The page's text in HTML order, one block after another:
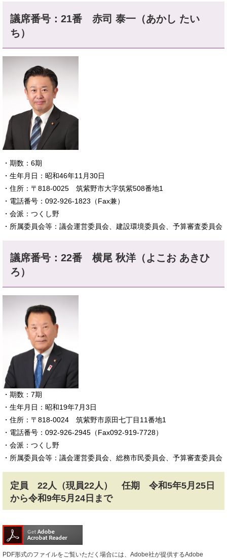
議席番号：21番 赤司 泰一（あかし たい
ち）​
・期数：6期
・生年月日：昭和46年11月30日
・住所：〒818-0025 筑紫野市大字筑紫508番地1
・電話番号：092-926-1823（Fax兼）
・会派：つくし野
・所属委員会等：議会運営委員会、建設環境委員会、予算審査委員会
議席番号：22番 横尾 秋洋（よこお あきひ
ろ）
​・期数：7期
・生年月日：昭和19年7月3日
・住所：〒818-0024 筑紫野市原田七丁目11番地1
・電話番号：092-926-2945（Fax092-919-7728）
​・会派：つくし野
・所属委員会等：議会運営委員会、総務市民委員会、予算審査委員会
定員 22人（現員22人） 任期 令和5年5月25日
から令和9年5月24日まで
PDF形式のファイルをご覧いただく場合には、Adobe社が提供するAdobe